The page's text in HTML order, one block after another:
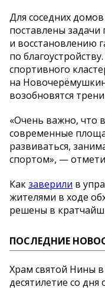
Для соседних
поставлены задачи
и восстановлению
по
спортивного
на
возобновятся
«Очень важно, что в
современные
развиваться,
спортом», —
Какзаверили в
жителями в ходе
решены в
ПОСЛЕДНИЕ
Храм святой Нины
десятилетие со дня